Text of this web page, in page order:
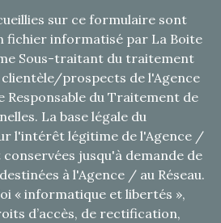
sur ce formulaire sont
fichier informatisé par La Boite
Sous-traitant du traitement
prospects de l'Agence
Responsable du Traitement de
La base légale du
l'intérêt légitime de l'Agence /
conservées jusqu'à demande de
à l'Agence / au Réseau.
« informatique et libertés »,
d’accès, de rectification,